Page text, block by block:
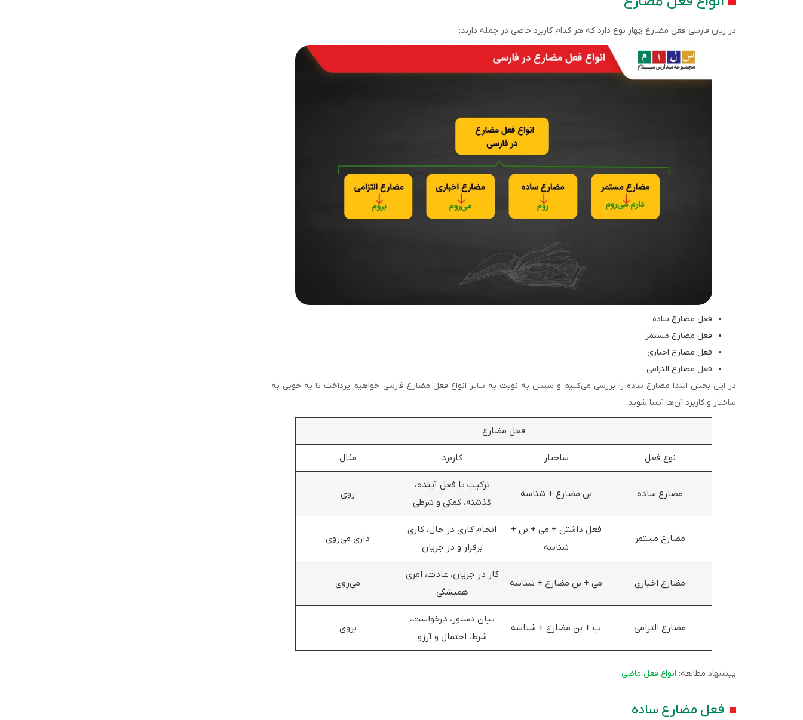
در زبان فارسی فعل مضارع چهار نوع دارد که هر کدام کاربرد خاصی در جمله دارند:
فعل مضارع ساده
فعل مضارع مستمر
فعل مضارع اخباری
فعل مضارع التزامی
در این بخش ابتدا مضارع ساده را بررسی می‌کنیم و سپس به نوبت به سایر انواع فعل مضارع فارسی خواهیم پرداخت تا به خوبی به
ساختار و کاربرد آن‌ها آشنا شوید.
فعل مضارع
نوع فعل ساختار کاربرد مثال
مضارع ساده بن مضارع + شناسه
ترکیب با فعل آینده،
گذشته، کمکی و شرطی
روی
مضارع مستمر
فعل داشتن + می + بن +
شناسه
انجام کاری در حال، کاری
برقرار و در جریان
داری می‌روی
مضارع اخباری می + بن مضارع + شناسه
کار در جریان، عادت، امری
همیشگی
می‌روی
مضارع التزامی ب + بن مضارع + شناسه
بیان دستور، درخواست،
شرط، احتمال و آرزو
بروی
پیشنهاد مطالعه: انواع فعل ماضی
فعل مضارع ساده